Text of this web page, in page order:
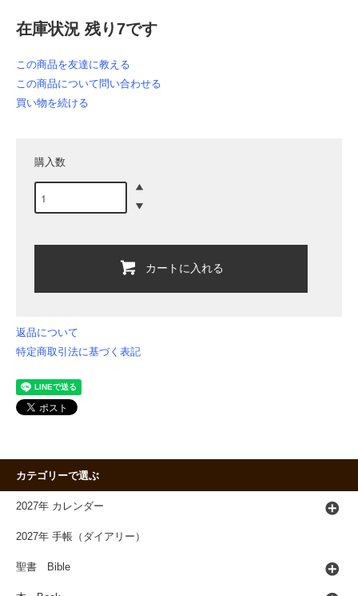
在庫状況 残り7です
この商品を友達に教える
この商品について問い合わせる
買い物を続ける
購入数
カートに入れる
返品について
特定商取引法に基づく表記
カテゴリーで選ぶ
2027年 カレンダー
2027年 手帳（ダイアリー）
聖書 Bible